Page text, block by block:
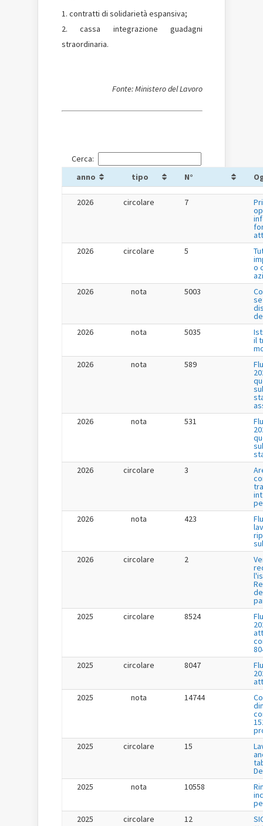
contratti di solidarietà espansiva;
cassa integrazione guadagni
straordinaria.
Fonte: Ministero del Lavoro
Cerca:
anno
tipo N°
2026 circolare 7
2026
circolare 5
o
2026
nota 5003
2026
nota 5035
il
2026
nota 589
2026
nota 531
2026
circolare 3
2026
nota 423
2026
circolare 2
2025
circolare 8524
2025
circolare 8047
2025
nota 14744
2025
circolare 15
2025
nota 10558
2025
circolare 12